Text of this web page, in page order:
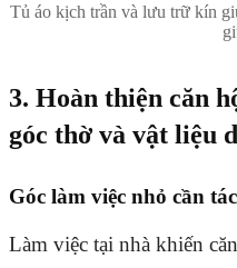
Tủ áo kịch trần và lưu trữ kín
3. Hoàn thiện căn
góc thờ và vật liệu
Góc làm việc nhỏ cần
Làm việc tại nhà khiến